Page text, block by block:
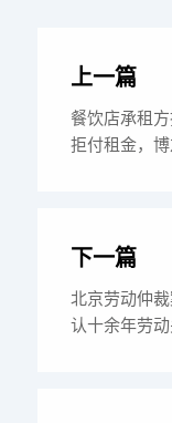
上一篇
餐饮店承租
拒付租金，
下一篇
北京劳动仲
认十余年劳